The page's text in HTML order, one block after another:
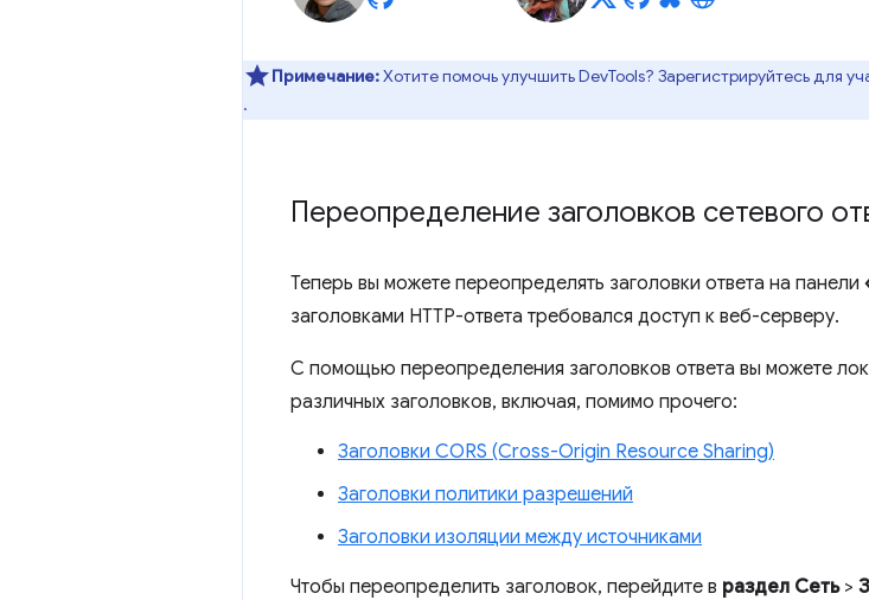
Примечание:Хотите помочь улучшить DevTools? Зарегистрируйтесь для
.
Переопределение заголовков сетевого
Теперь вы можете переопределять заголовки ответа на панели
заголовками HTTP-ответа требовался доступ к веб-серверу.
С помощью переопределения заголовков ответа вы можете
различных заголовков, включая, помимо прочего:
Заголовки CORS (Cross-Origin Resource Sharing)
Заголовки политики разрешений
Заголовки изоляции между источниками
Чтобы переопределить заголовок, перейдите в раздел Сеть>